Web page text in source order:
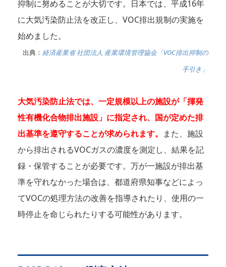
抑制に努めることが大切です。日本では、平成16年
に大気汚染防止法を改正し、VOC排出規制の実施を
始めました。
出典： 経済産業省 社団法人 産業環境管理協会「VOC排出抑制の
手引き」
大気汚染防止法では、一定規模以上の施設が「揮発
性有機化合物排出施設」に指定され、国が定めた排
出基準を遵守することが求められます。 また、施設
から排出されるVOCガスの濃度を測定し、結果を記
録・保管することが必要です。万が一施設が排出基
準を守れなかった場合は、都道府県知事などによっ
てVOCの処理方法の改善を指導されたり、使用の一
時停止を命じられたりする可能性があります。